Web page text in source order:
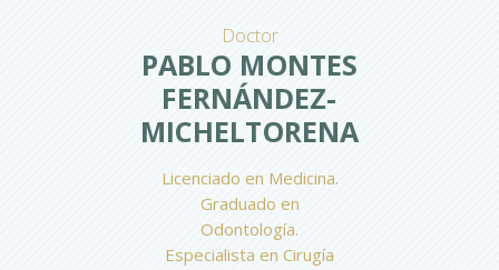
PABLO MONTES
FERNÁNDEZ-
MICHELTORENA
Doctor
Licenciado en Medicina.
Graduado en
Odontología.
Especialista en Cirugía